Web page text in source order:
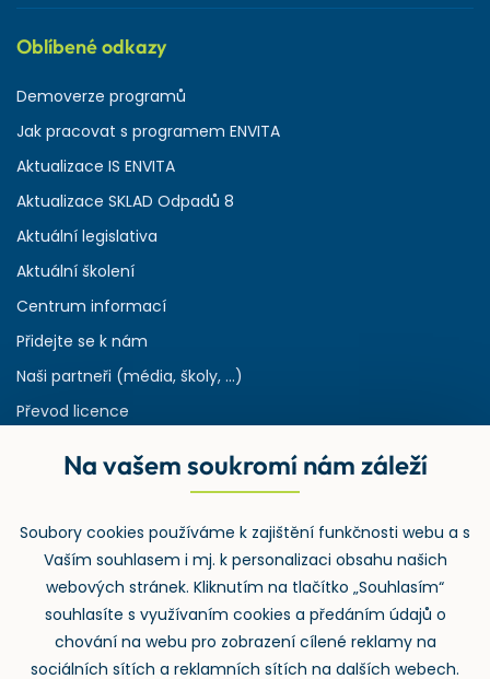
Oblíbené odkazy
Demoverze programů
Jak pracovat s programem ENVITA
Aktualizace IS ENVITA
Aktualizace SKLAD Odpadů 8
Aktuální legislativa
Aktuální školení
Centrum informací
Přidejte se k nám
Naši partneři (média, školy, ...)
Převod licence
Rejstřík používaných zkratek v odpadech
Zpětný odběr
Na vašem soukromí nám záleží
Soubory cookies používáme k zajištění funkčnosti webu a s
Vaším souhlasem i mj. k personalizaci obsahu našich
webových stránek. Kliknutím na tlačítko „Souhlasím“
souhlasíte s využívaním cookies a předáním údajů o
chování na webu pro zobrazení cílené reklamy na
sociálních sítích a reklamních sítích na dalších webech.